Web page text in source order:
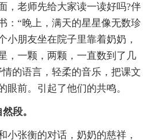
，老师先给大家读一读好吗?伴
：“晚上，满天的星星像无数珍
小朋友坐在院子里靠着奶奶，
，一颗，两颗，一直数到了几
的语言，轻柔的音乐，把课文
眼前。引起了他们的共鸣。
段。
张衡的对话，奶奶的慈祥，